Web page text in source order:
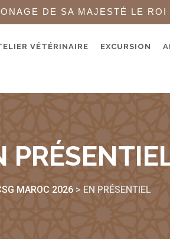
DE SA MAJESTÉ LE ROI
VÉTÉRINAIRE EXCURSION
MAROC 2026 > EN PRÉSENTIEL